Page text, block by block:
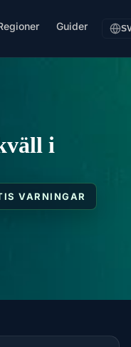
Guider
i
VARNINGAR